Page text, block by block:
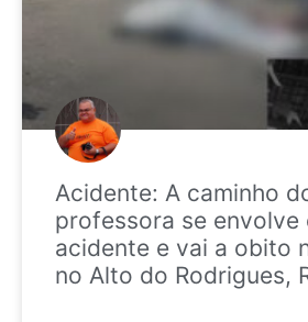
Acidente: A caminho
professora se envolve
acidente e vai a obito
no Alto do Rodrigues,